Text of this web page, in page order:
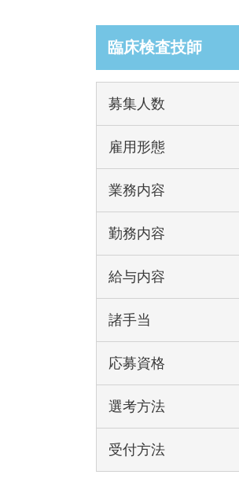
臨床検査技師
募集人数
雇用形態
業務内容
勤務内容
給与内容
諸手当
応募資格
選考方法
受付方法